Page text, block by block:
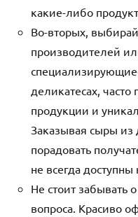
какие-либо
Во-вторых,
производителей
деликатесах,
продукции и
Заказывая сыры из
порадовать
не всегда
Не стоит забывать
вопроса. Красиво